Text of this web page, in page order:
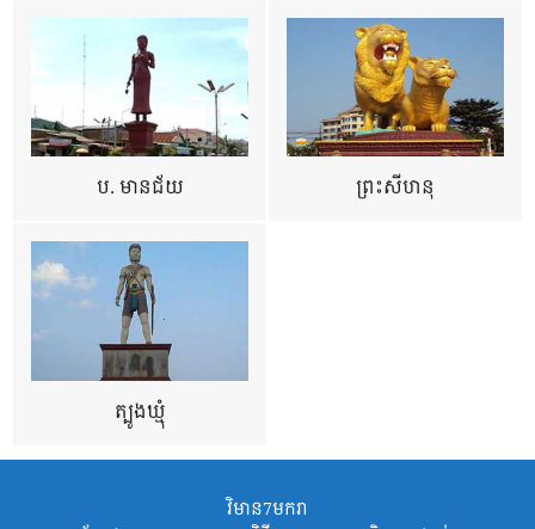
ប. មានជ័យ ព្រះសីហនុ
ត្បូងឃ្មុំ
វិមាន7មករា